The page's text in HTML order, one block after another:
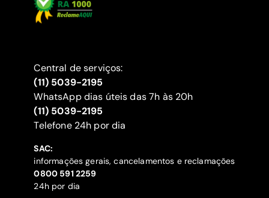
Central de serviços:
(11) 5039-2195
WhatsApp dias úteis das 7h às 20h
(11) 5039-2195
‍Telefone 24h por dia
SAC:
informações gerais, cancelamentos e reclamações
‍0800 591 2259
24h por dia